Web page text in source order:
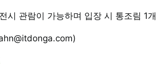
시 관람이 가능하며 입장 시 통조림 1